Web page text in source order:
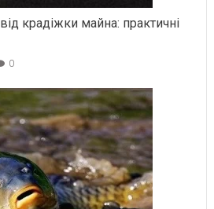
крадіжки майна: практичні
0